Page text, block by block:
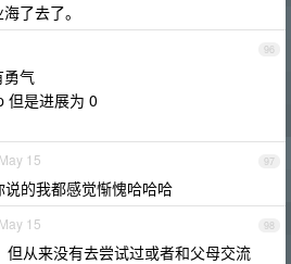
了去了。
96
勇气
但是进展为 0
97
May 15
说的我都感觉惭愧哈哈哈
98
May 15
但从来没有去尝试过或者和父母交流